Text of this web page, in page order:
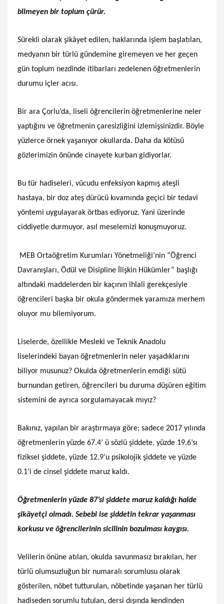
bilmeyen bir toplum çürür.
Sürekli olarak şikâyet edilen, haklarında işlem başlatılan,
medyanın bir türlü gündemine giremeyen ve her geçen
gün toplum nezdinde itibarları zedelenen öğretmenlerin
durumu içler acısı.
Bir ara Çorlu’da, liseli öğrencilerin öğretmenlerine neler
yaptığını ve öğretmenin çaresizliğini izlemişsinizdir. Böyle
yüzlerce örnek yaşanıyor okullarda. Daha da kötüsü
gözlerimizin önünde cinayete kurban gidiyorlar.
Bu tür hadiseleri, vücudu enfeksiyon kapmış ateşli
hastaya, bir doz ateş dürücü kıvamında geçici bir tedavi
yöntemi uygulayarak örtbas ediyoruz. Yani üzerinde
ciddiyetle durmuyor, asıl meselemizi konuşmuyoruz.
MEB Ortaöğretim Kurumları Yönetmeliği’nin “Öğrenci
Davranışları, Ödül ve Disipline İlişkin Hükümler” başlığı
altındaki maddelerden bir kaçının ihlali gerekçesiyle
öğrencileri başka bir okula göndermek yaramıza merhem
oluyor mu bilemiyorum.
Liselerde, özellikle Mesleki ve Teknik Anadolu
liselerindeki bayan öğretmenlerin neler yaşadıklarını
biliyor musunuz? Okulda öğretmenlerin emdiği sütü
burnundan getiren, öğrencileri bu duruma düşüren eğitim
sistemini de ayrıca sorgulamayacak mıyız?
Bakınız, yapılan bir araştırmaya göre; sadece 2017 yılında
öğretmenlerin yüzde 67.4’ ü sözlü şiddete, yüzde 19.6’sı
fiziksel şiddete, yüzde 12.9’u psikolojik şiddete ve yüzde
0.1’i de cinsel şiddete maruz kaldı.
Öğretmenlerin yüzde 87’si şiddete maruz kaldığı halde
şikâyetçi olmadı. Sebebi ise şiddetin tekrar yaşanması
korkusu ve öğrencilerinin sicilinin bozulması kaygısı.
Velilerin önüne atılan, okulda savunmasız bırakılan, her
türlü olumsuzluğun bir numaralı sorumlusu olarak
gösterilen, nöbet tutturulan, nöbetinde yaşanan her türlü
hadiseden sorumlu tutulan, dersi dışında kendinden